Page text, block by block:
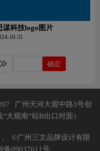
谋科技logo图片
10-31
确定
广州天河大观中路3号创
大观南”站B出口对面）
©广州三文品牌设计有限
备09037611号